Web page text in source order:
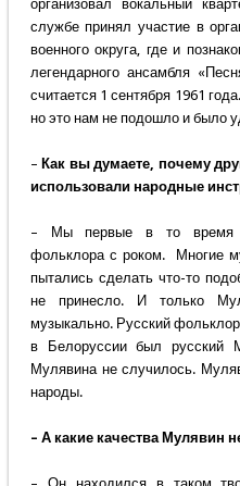
организовал вокальный
службе принял участие в
военного округа, где и
легендарного ансамбля
считается 1 сентября 1961
но это нам не подошло и было
– Как вы думаете, почему
использовали народные
– Мы первые в то время
фольклора с роком. Многие
пытались сделать что-то
не принесло. И только
музыкально. Русский
в Белоруссии был русский
Мулявина не случилось.
народы.
– А какие качества Мулявин